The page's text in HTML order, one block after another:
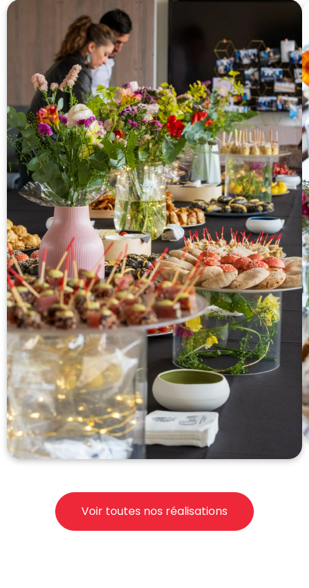
Voir toutes nos réalisations